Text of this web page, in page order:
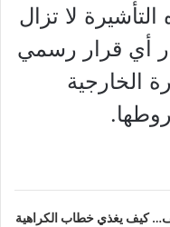
لا تزال
أي قرار رسمي
الخارجية
كيف يغذي خطاب الكراهية